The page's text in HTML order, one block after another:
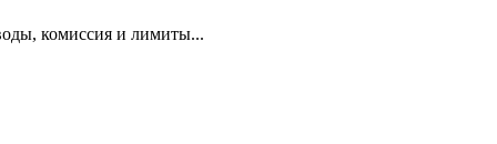
комиссия и лимиты...